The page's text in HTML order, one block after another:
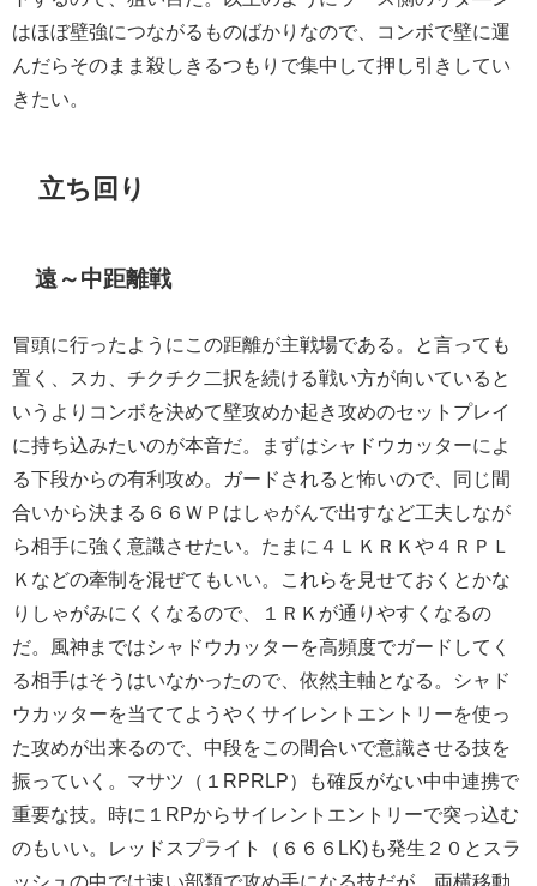
はほぼ壁強につながるものばかりなので、コンボで壁に運
んだらそのまま殺しきるつもりで集中して押し引きしてい
きたい。
立ち回り
遠～中距離戦
冒頭に行ったようにこの距離が主戦場である。と言っても
置く、スカ、チクチク二択を続ける戦い方が向いていると
いうよりコンボを決めて壁攻めか起き攻めのセットプレイ
に持ち込みたいのが本音だ。まずはシャドウカッターによ
る下段からの有利攻め。ガードされると怖いので、同じ間
合いから決まる６６ＷＰはしゃがんで出すなど工夫しなが
ら相手に強く意識させたい。たまに４ＬＫＲＫや４ＲＰＬ
Ｋなどの牽制を混ぜてもいい。これらを見せておくとかな
りしゃがみにくくなるので、１ＲＫが通りやすくなるの
だ。風神まではシャドウカッターを高頻度でガードしてく
る相手はそうはいなかったので、依然主軸となる。シャド
ウカッターを当ててようやくサイレントエントリーを使っ
た攻めが出来るので、中段をこの間合いで意識させる技を
振っていく。マサツ（１RPRLP）も確反がない中中連携で
重要な技。時に１RPからサイレントエントリーで突っ込む
のもいい。レッドスプライト（６６６LK)も発生２０とスラ
ッシュの中では速い部類で攻め手になる技だが、両横移動